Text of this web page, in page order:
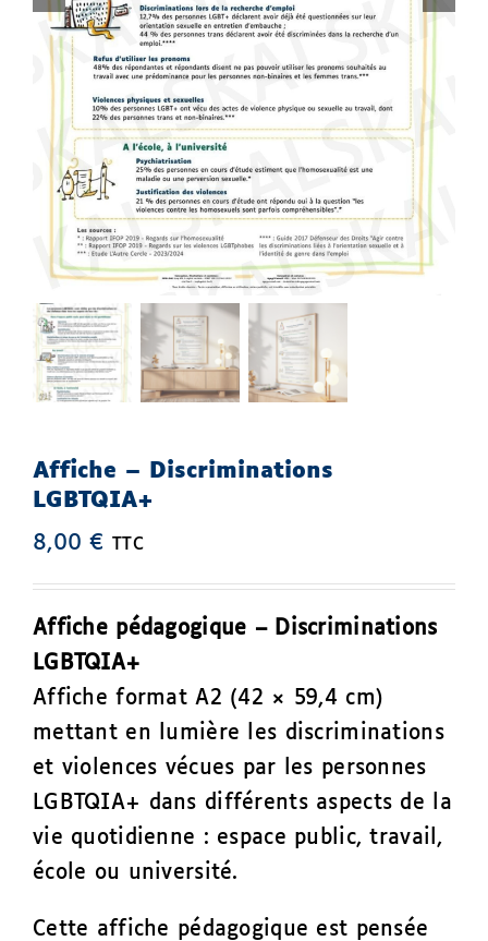
Boutique
Mon compte
Panier
Affiche – Discriminations
LGBTQIA+
8,00€ TTC
Affiche pédagogique – Discriminations
LGBTQIA+
Affiche format A2 (42 × 59,4 cm)
mettant en lumière les discriminations
et violences vécues par les personnes
LGBTQIA+ dans différents aspects de la
vie quotidienne : espace public, travail,
école ou université.
Cette affiche pédagogique est pensée